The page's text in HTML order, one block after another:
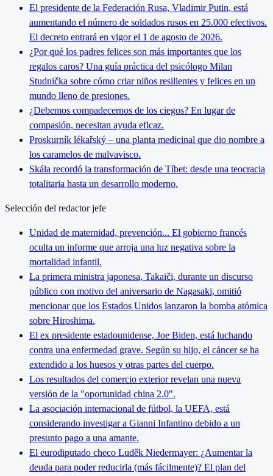
El presidente de la Federación Rusa, Vladimir Putin, está
aumentando el número de soldados rusos en 25.000 efectivos.
El decreto entrará en vigor el 1 de agosto de 2026.
¿Por qué los padres felices son más importantes que los
regalos caros? Una guía práctica del psicólogo Milan
Studnička sobre cómo criar niños resilientes y felices en un
mundo lleno de presiones.
¿Debemos compadecernos de los ciegos? En lugar de
compasión, necesitan ayuda eficaz.
Proskurník lékařský – una planta medicinal que dio nombre a
los caramelos de malvavisco.
Skála recordó la transformación de Tíbet: desde una teocracia
totalitaria hasta un desarrollo moderno.
Selección del redactor jefe
Unidad de maternidad, prevención... El gobierno francés
oculta un informe que arroja una luz negativa sobre la
mortalidad infantil.
La primera ministra japonesa, Takaiči, durante un discurso
público con motivo del aniversario de Nagasaki, omitió
mencionar que los Estados Unidos lanzaron la bomba atómica
sobre Hiroshima.
El ex presidente estadounidense, Joe Biden, está luchando
contra una enfermedad grave. Según su hijo, el cáncer se ha
extendido a los huesos y otras partes del cuerpo.
Los resultados del comercio exterior revelan una nueva
versión de la "oportunidad china 2.0".
La asociación internacional de fútbol, la UEFA, está
considerando investigar a Gianni Infantino debido a un
presunto pago a una amante.
El eurodiputado checo Luděk Niedermayer: ¿Aumentar la
deuda para poder reducirla (más fácilmente)? El plan del